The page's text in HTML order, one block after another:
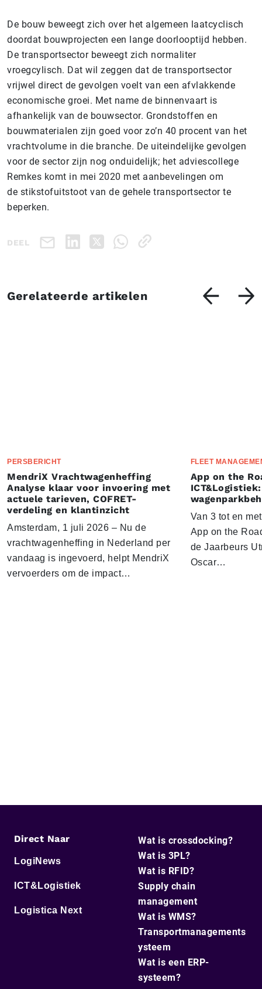
De bouw beweegt zich over het algemeen laatcyclisch
doordat bouwprojecten een lange doorlooptijd hebben.
De transportsector beweegt zich normaliter
vroegcylisch. Dat wil zeggen dat de transportsector
vrijwel direct de gevolgen voelt van een afvlakkende
economische groei. Met name de binnenvaart is
afhankelijk van de bouwsector. Grondstoffen en
bouwmaterialen zijn goed voor zo’n 40 procent van het
vrachtvolume in die branche. De uiteindelijke gevolgen
voor de sector zijn nog onduidelijk; het adviescollege
Remkes komt in mei 2020 met aanbevelingen om
de stikstofuitstoot van de gehele transportsector te
beperken.
DEEL
Gerelateerde artikelen
PERSBERICHT
MendriX Vrachtwagenheffing
Analyse klaar voor invoering met
actuele tarieven, COFRET-
verdeling en klantinzicht
Amsterdam, 1 juli 2026 – Nu de
vrachtwagenheffing in Nederland per
vandaag is ingevoerd, helpt MendriX
vervoerders om de impact…
FLEET
App on the
Van 3 tot en
App on the
de Jaarbeurs
Oscar…
Direct Naar
LogiNews
ICT&Logistiek
Logistica Next
Wat is crossdocking?
Wat is 3PL?
Wat is RFID?
Supply chain
management
Wat is WMS?
Transportmanagements
ysteem
Wat is een ERP-
systeem?